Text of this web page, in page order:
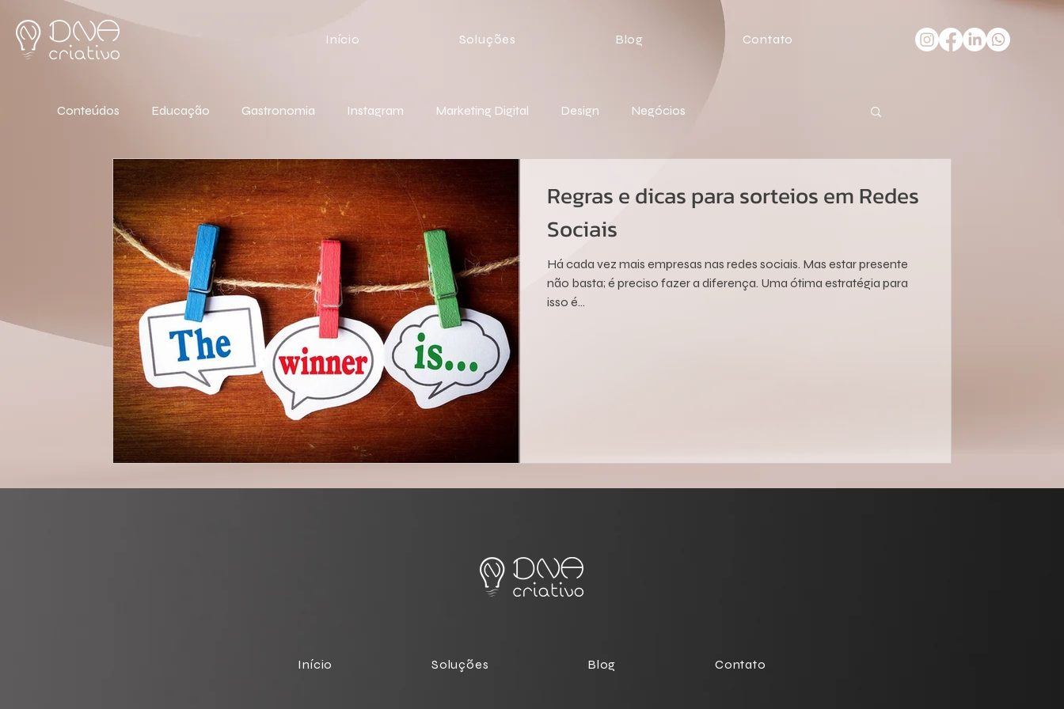
Início Soluções Blog Contato
Conteúdos Educação Gastronomia Instagram Marketing Digital Design Negócios
Regras e dicas para sorteios em Redes
Sociais
Há cada vez mais empresas nas redes sociais. Mas estar presente
não basta; é preciso fazer a diferença. Uma ótima estratégia para
isso é...
Início Soluções Blog Contato